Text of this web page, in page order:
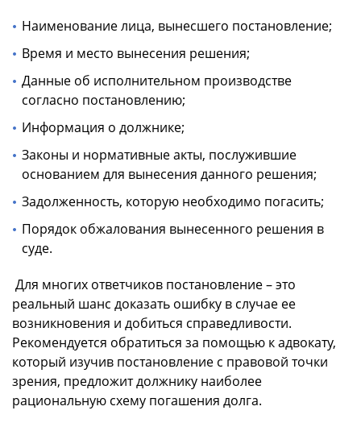
Наименование лица, вынесшего постановление;
Время и место вынесения решения;
Данные об исполнительном производстве
согласно постановлению;
Информация о должнике;
Законы и нормативные акты, послужившие
основанием для вынесения данного решения;
Задолженность, которую необходимо погасить;
Порядок обжалования вынесенного решения в
суде.
Для многих ответчиков постановление – это
реальный шанс доказать ошибку в случае ее
возникновения и добиться справедливости.
Рекомендуется обратиться за помощью к адвокату,
который изучив постановление с правовой точки
зрения, предложит должнику наиболее
рациональную схему погашения долга.